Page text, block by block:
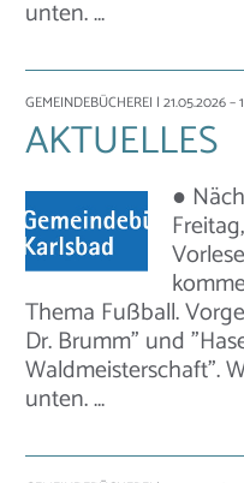
unten. …
GEMEINDEBÜCHEREI | 21.05.2026 –
AKTUELLES
●
Thema Fußball.
Dr. Brumm" und
Waldmeisterschaft".
unten. …